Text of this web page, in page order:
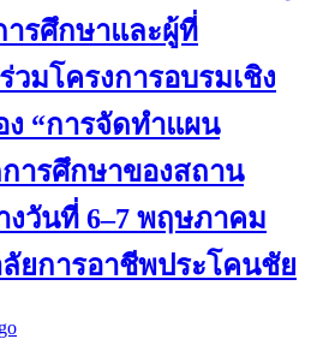
ารศึกษาและผู้ที่
วมโครงการอบรมเชิง
ง “การจัดทำแผน
ารศึกษาของสถาน
งวันที่ 6–7 พฤษภาคม
ยการอาชีพประโคนชัย